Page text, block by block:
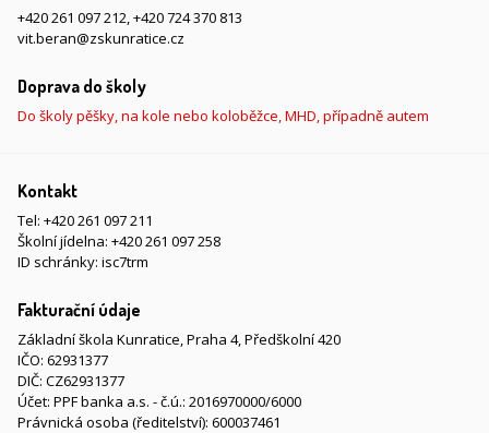
+420 261 097 212,+420 724 370 813
vit.beran@zskunratice.cz
Doprava do školy
Do školy pěšky, na kole nebo koloběžce, MHD, případně autem
Kontakt
Tel: +420 261 097 211
Školní jídelna: +420 261 097 258
ID schránky: isc7trm
Fakturační údaje
Základní škola Kunratice, Praha 4, Předškolní 420
IČO: 62931377
DIČ: CZ62931377
Účet: PPF banka a.s. - č.ú.: 2016970000/6000
Právnická osoba (ředitelství): 600037461